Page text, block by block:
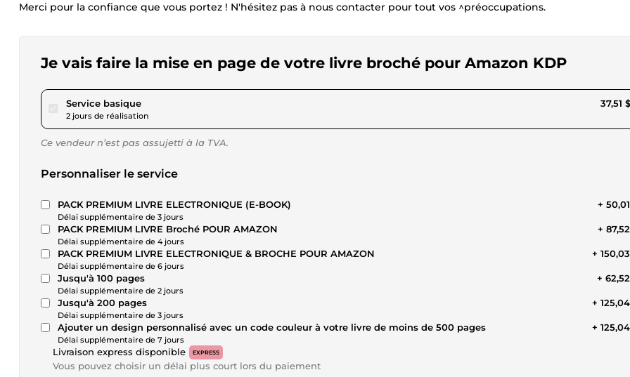
Merci pour la confiance que vous portez ! N'hésitez pas à nous contacter pour tout vos ^préoccupations.
Je vais faire la mise en page de votre livre broché pour Amazon KDP
Service basiquepour 34,57 $US
2 jours de réalisation
37,51
Ce vendeur n’est pas assujetti à la TVA.
Personnaliser le service
PACK PREMIUM LIVRE ELECTRONIQUE (E-BOOK)
Délai supplémentaire de 3 jours
+
PACK PREMIUM LIVRE Broché POUR AMAZON
Délai supplémentaire de 4 jours
+
PACK PREMIUM LIVRE ELECTRONIQUE & BROCHE POUR AMAZON
Délai supplémentaire de 6 jours
+
Jusqu'à 100 pages
Délai supplémentaire de 2 jours
+
Jusqu'à 200 pages
Délai supplémentaire de 3 jours
+
Ajouter un design personnalisé avec un code couleur à votre livre de moins de 500 pages
Délai supplémentaire de 7 jours
+
Livraison express disponible EXPRESS
Vous pouvez choisir un délai plus court lors du paiement